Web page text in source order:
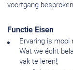
voortgang
Functie Eisen
Ervaring is mooi
Wat we écht
vak te leren!;